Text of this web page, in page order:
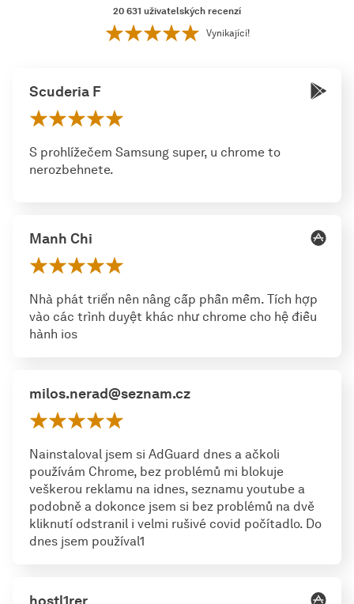
20 631 uživatelských recenzí
Vynikající!
Scuderia F
S prohlížečem Samsung super, u chrome to
nerozbehnete.
Manh Chi
Nhà phát triển nên nâng cấp phần mềm. Tích hợp
vào các trình duyệt khác như chrome cho hệ điều
hành ios
milos.nerad@seznam.cz
Nainstaloval jsem si AdGuard dnes a ačkoli
používám Chrome, bez problémů mi blokuje
veškerou reklamu na idnes, seznamu youtube a
podobně a dokonce jsem si bez problémů na dvě
kliknutí odstranil i velmi rušivé covid počítadlo. Do
dnes jsem používal1